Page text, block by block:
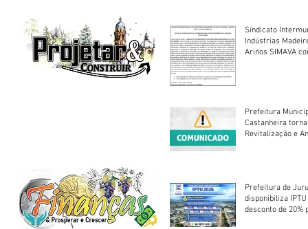
Sindicato
Indústrias
Arinos SIMAVA convoca à
Prefeitura
Castanheira
Revitalização e
Prefeitura de
disponibiliza
desconto de 20%